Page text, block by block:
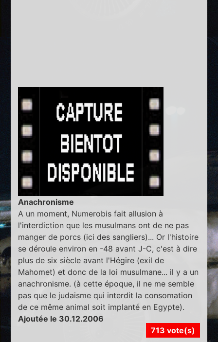
Anachronisme
A un moment, Numerobis fait allusion à
l'interdiction que les musulmans ont de ne pas
manger de porcs (ici des sangliers)... Or l'histoire
se déroule environ en -48 avant J-C, c'est à dire
plus de six siècle avant l'Hégire (exil de
Mahomet) et donc de la loi musulmane... il y a un
anachronisme. (à cette époque, il ne me semble
pas que le judaisme qui interdit la consomation
de ce même animal soit implanté en Egypte).
Ajoutée le 30.12.2006
713 vote(s)